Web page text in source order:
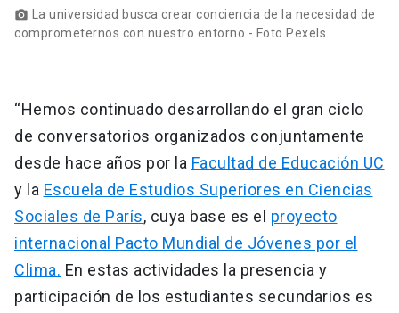
photo_camera La universidad busca crear conciencia de la necesidad de
comprometernos con nuestro entorno.- Foto Pexels.
“Hemos continuado desarrollando el gran ciclo
de conversatorios organizados conjuntamente
desde hace años por la Facultad de Educación UC
y la Escuela de Estudios Superiores en Ciencias
Sociales de París, cuya base es el proyecto
internacional Pacto Mundial de Jóvenes por el
Clima. En estas actividades la presencia y
participación de los estudiantes secundarios es